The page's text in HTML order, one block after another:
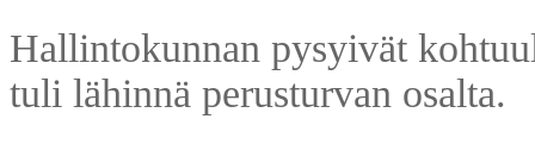
Hallintokunnan pysyivät
tuli lähinnä perusturvan osalta.